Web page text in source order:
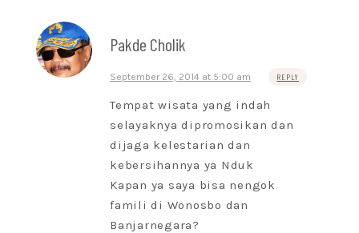
Pakde Cholik
September 26, 2014 at 5:00 am REPLY
Tempat wisata yang indah
selayaknya dipromosikan dan
dijaga kelestarian dan
kebersihannya ya Nduk
Kapan ya saya bisa nengok
famili di Wonosbo dan
Banjarnegara?